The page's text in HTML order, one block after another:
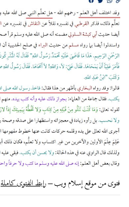
فتوى من موقع إسلام ويب –رابط الفتوى كاملة